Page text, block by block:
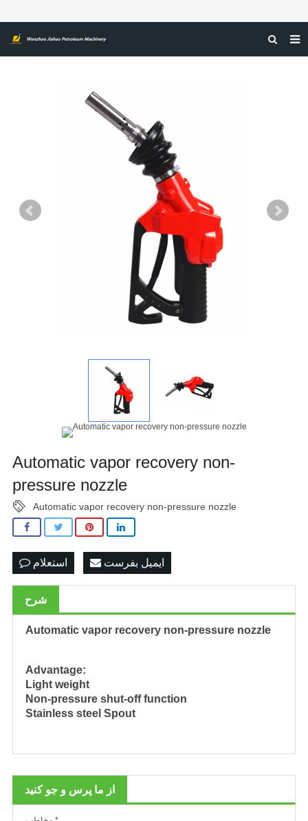
بازخورد
Automatic vapor recovery non-
pressure nozzle
Automatic vapor recovery non-pressure nozzle
استعلام ایمیل بفرست
شرح
Automatic vapor recovery non-pressure nozzle
Advantage:
Light weight
Non-pressure shut-off function
Stainless steel Spout
از ما پرس و جو کنید